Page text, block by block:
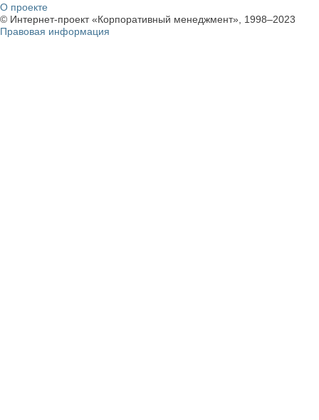
О проекте
© Интернет-проект «Корпоративный менеджмент», 1998–2023
Правовая информация